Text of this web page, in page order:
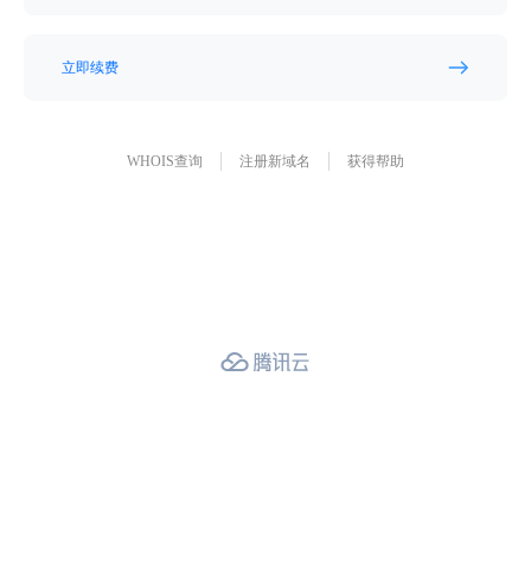
立即续费
WHOIS查询 注册新域名 获得帮助